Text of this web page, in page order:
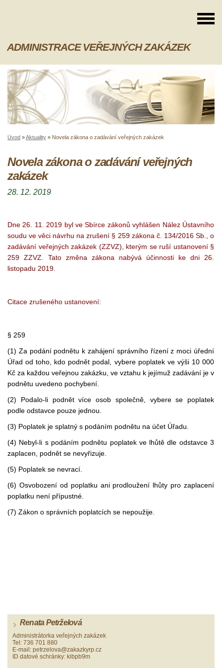
ADMINISTRACE VEŘEJNÝCH ZAKÁZEK
Úvod »Aktuality » Novela zákona o zadávání veřejných zakázek
Novela zákona o zadávání veřejných
zakázek
28. 12. 2019
Dne 26. 11. 2019 byl ve Sbírce zákonů vyhlášen Nález Ústavního
soudu ve věci návrhu na zrušení § 259 zákona č. 134/2016 Sb., o
zadávání veřejných zakázek (ZZVZ), kterým se ruší ustanovení §
259 ZZVZ. Tato změna zákona nabývá účinnosti ke dni 26.
listopadu 2019.
Citace zrušeného ustanovení:
§ 259
(1) Za podání podnětu k zahájení správního řízení z moci úřední
Úřad od toho, kdo podnět podal, vybere poplatek ve výši 10 000
Kč za každou veřejnou zakázku, ve vztahu k jejímuž zadávání je v
podnětu uvedeno pochybení.
(2) Podalo-li podnět více osob společně, vybere se poplatek
podle odstavce pouze jednou.
(3) Poplatek je splatný s podáním podnětu na účet Úřadu.
(4) Nebyl-li s podáním podnětu poplatek ve lhůtě dle odstavce 3
zaplacen, podnět se nevyřizuje.
(5) Poplatek se nevrací.
(6) Osvobození od poplatku ani prodloužení lhůty pro zaplacení
poplatku není přípustné.
(7) Zákon o správních poplatcích se nepoužije.
Renata Petrželová
Administrátorka veřejných zakázek
Tel: 736 701 880
E-mail: petrzelova@zakazkyrp.cz
ID datové schránky: kibpb9m